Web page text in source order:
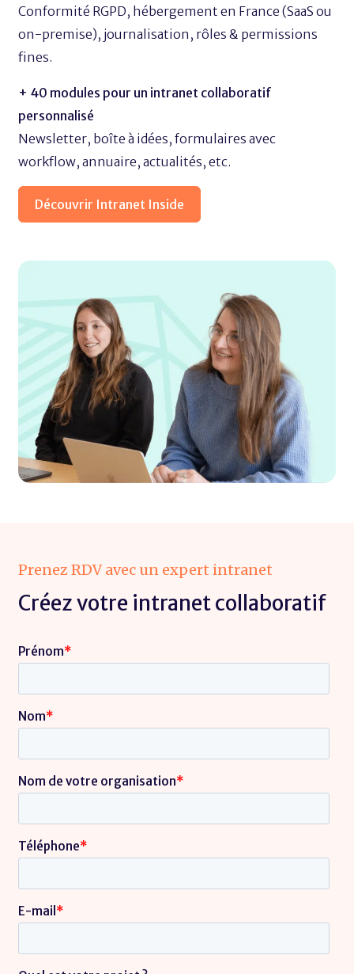
Conformité RGPD, hébergement en France (SaaS ou
on-premise), journalisation, rôles & permissions
fines.
+ 40 modules pour un intranet collaboratif
personnalisé
Newsletter, boîte à idées, formulaires avec
workflow, annuaire, actualités, etc.
Découvrir Intranet Inside
Prenez RDV avec un expert intranet
Créez votre intranet collaboratif